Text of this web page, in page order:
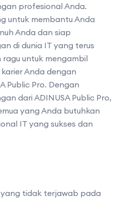
profesional Anda.
untuk membantu Anda
Anda dan siap
di dunia IT yang terus
untuk mengambil
Anda dengan
Public Pro. Dengan
dari ADINUSA Public Pro,
yang Anda butuhkan
IT yang sukses dan
tidak terjawab pada